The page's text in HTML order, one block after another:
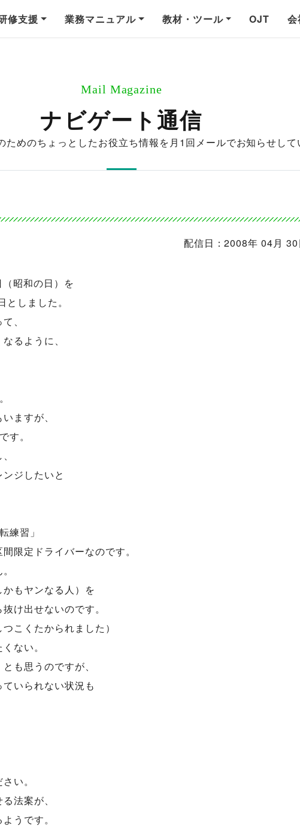
修支援 業務マニュアル 教材・ツール OJT 会
Mail Magazine
ナビゲート通信
ためのちょっとしたお役立ち情報を月1回メールでお知らせして
配信日：2008年 04月 30
昭和の日）を
しました。
、
るように、
ますが、
す。
ジしたいと
練習」
限定ドライバーなのです。
もヤンなる人）を
け出せないのです。
こくたかられました）
ない。
も思うのですが、
いられない状況も
い。
法案が、
うです。